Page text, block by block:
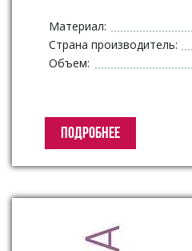
Материал:
Страна производитель:
Объем:
ПОДРОБНЕЕ